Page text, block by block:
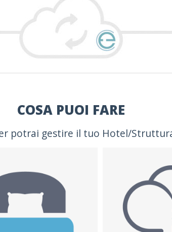
COSA PUOI FARE
potrai gestire il tuo Hotel/